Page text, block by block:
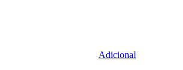
Adicional